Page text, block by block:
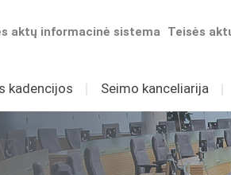
Teisės
aktų informacinė sistema
kadencijos I Seimo kanceliarija I